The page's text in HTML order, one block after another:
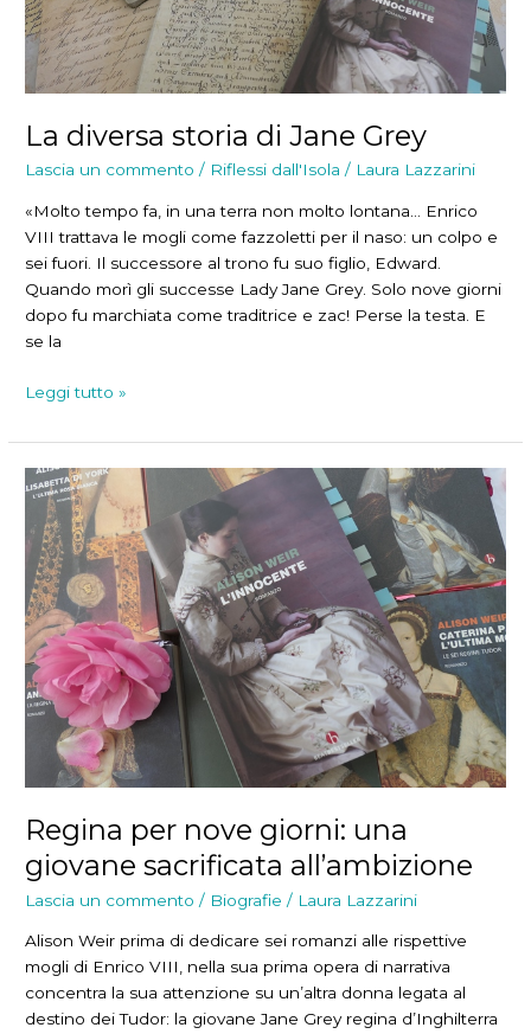
La diversa storia di Jane Grey
Lascia un commento / Riflessi dall'Isola / Laura Lazzarini
«Molto tempo fa, in una terra non molto lontana… Enrico
VIII trattava le mogli come fazzoletti per il naso: un colpo e
sei fuori. Il successore al trono fu suo figlio, Edward.
Quando morì gli successe Lady Jane Grey. Solo nove giorni
dopo fu marchiata come traditrice e zac! Perse la testa. E
se la
La
storia
di
Jane
Grey
Leggi tutto »
Regina per nove giorni: una
giovane sacrificata all’ambizione
Lascia un commento / Biografie / Laura Lazzarini
Alison Weir prima di dedicare sei romanzi alle rispettive
mogli di Enrico VIII, nella sua prima opera di narrativa
concentra la sua attenzione su un’altra donna legata al
destino dei Tudor: la giovane Jane Grey regina d’Inghilterra